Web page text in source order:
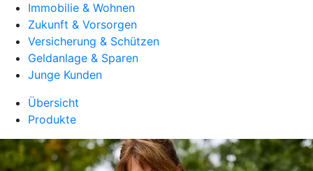
Immobilie & Wohnen
Zukunft & Vorsorgen
Versicherung & Schützen
Geldanlage & Sparen
Junge Kunden
Übersicht
Produkte